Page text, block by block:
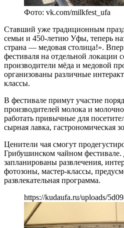
Фото: vk.com/milkfest_ufa
Ставший уже традиционным
семьи и 450-летию Уфы, теперь
страна — медовая столица!».
фестиваля на отдельной локации
производители мёда и медовой
организованы различные
классы.
В фестивале примут участие
производителей молока и
работать привычные для
сырная лавка, гастрономическая
Ценители чая смогут
Грибушинском чайном фестивале.
запланированы развлечения,
фотозоны, мастер-классы,
развлекательная программа.
https://kudaufa.ru/uploads/